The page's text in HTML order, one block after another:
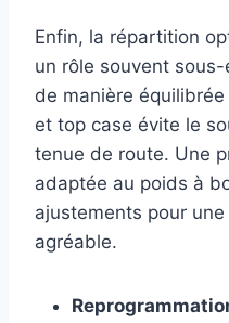
Enfin, la répartition
un rôle souvent
de manière
et top case évite le
tenue de route. Une
adaptée au poids à
ajustements pour
agréable.